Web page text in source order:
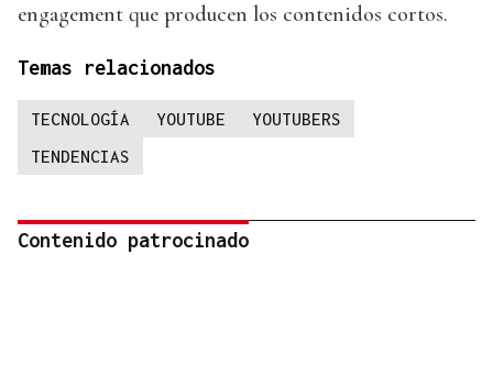
engagement que producen los contenidos cortos.
Temas relacionados
TECNOLOGÍA YOUTUBE
YOUTUBERS
TENDENCIAS
Contenido patrocinado